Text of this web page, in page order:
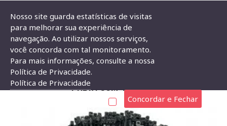
Componentes Eletrônicos Abraçadeira
ABRAÇADEIRA DE PLÁSTICO NYLON 3,6X250MM
PRETA COM 100 PÇS
Nosso site guarda estatísticas de visitas
para melhorar sua experiência de
navegação. Ao utilizar nossos serviços,
você concorda com tal monitoramento.
Para mais informações, consulte a nossa
Política de Privacidade.
Política de Privacidade
Concordar e Fechar